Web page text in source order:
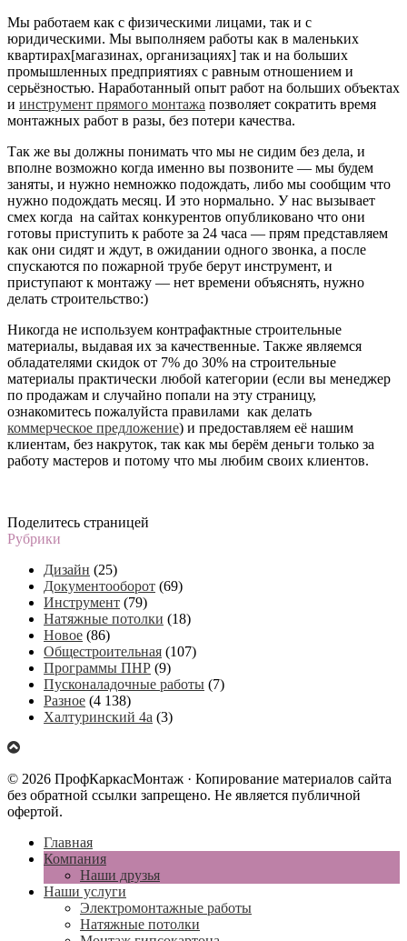
Мы работаем как с физическими лицами, так и с
юридическими. Мы выполняем работы как в маленьких
квартирах[магазинах, организациях] так и на больших
промышленных предприятиях с равным отношением и
серьёзностью. Наработанный опыт работ на больших объектах
и инструмент прямого монтажа позволяет сократить время
монтажных работ в разы, без потери качества.
Так же вы должны понимать что мы не сидим без дела, и
вполне возможно когда именно вы позвоните — мы будем
заняты, и нужно немножко подождать, либо мы сообщим что
нужно подождать месяц. И это нормально. У нас вызывает
смех когда на сайтах конкурентов опубликовано что они
готовы приступить к работе за 24 часа — прям представляем
как они сидят и ждут, в ожидании одного звонка, а после
спускаются по пожарной трубе берут инструмент, и
приступают к монтажу — нет времени объяснять, нужно
делать строительство:)
Никогда не используем контрафактные строительные
материалы, выдавая их за качественные. Также являемся
обладателями скидок от 7% до 30% на строительные
материалы практически любой категории (если вы менеджер
по продажам и случайно попали на эту страницу,
ознакомитесь пожалуйста правилами как делать
коммерческое предложение) и предоставляем её нашим
клиентам, без накруток, так как мы берём деньги только за
работу мастеров и потому что мы любим своих клиентов.
Поделитесь страницей
Рубрики
Дизайн (25)
Документооборот (69)
Инструмент (79)
Натяжные потолки (18)
Новое (86)
Общестроительная (107)
Программы ПНР (9)
Пусконаладочные работы (7)
Разное (4 138)
Халтуринский 4а (3)
© 2026 ПрофКаркасМонтаж · Копирование материалов сайта
без обратной ссылки запрещено. Не является публичной
офертой.
Главная
Компания
Наши друзья
Наши услуги
Электромонтажные работы
Натяжные потолки